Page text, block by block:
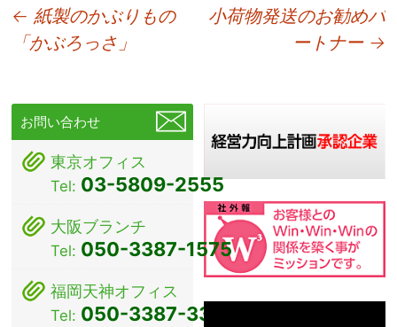
投
稿
ビ
ゲ
ー
シ
ョ
ン
← 紙製のかぶりもの
「かぶろっさ」
小荷物発送のお勧めパ
ートナー →
お問い合わせ
東京オフィス
Tel: 03-5809-2555
大阪ブランチ
Tel: 050-3387-1575
福岡天神オフィス
Tel: 050-3387-3381
動